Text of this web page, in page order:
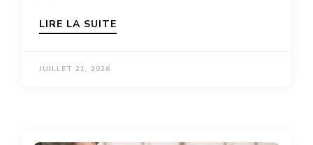
LIRE LA SUITE
JUILLET 21, 2026